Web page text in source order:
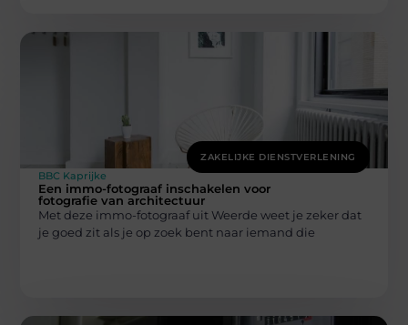
ZAKELIJKE DIENSTVERLENING
BBC Kaprijke
Een immo-fotograaf inschakelen voor
fotografie van architectuur
Met deze immo-fotograaf uit Weerde weet je zeker dat
je goed zit als je op zoek bent naar iemand die